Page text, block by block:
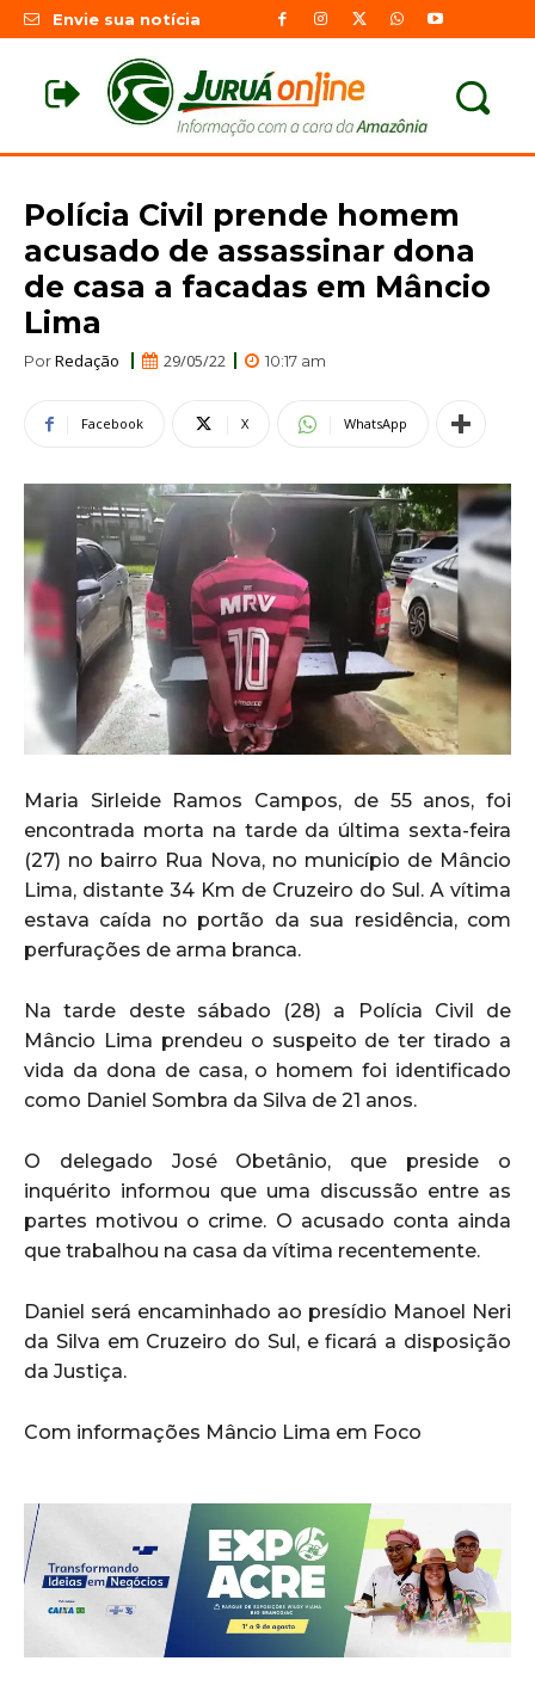
Envie sua notícia
Polícia Civil prende homem
acusado de assassinar dona
de casa a facadas em Mâncio
Lima
PorRedação 29/05/22 10:17 am
Facebook X WhatsApp
Maria Sirleide Ramos Campos, de 55 anos, foi
encontrada morta na tarde da última sexta-feira
(27) no bairro Rua Nova, no município de Mâncio
Lima, distante 34 Km de Cruzeiro do Sul. A vítima
estava caída no portão da sua residência, com
perfurações de arma branca.
Na tarde deste sábado (28) a Polícia Civil de
Mâncio Lima prendeu o suspeito de ter tirado a
vida da dona de casa, o homem foi identificado
como Daniel Sombra da Silva de 21 anos.
O delegado José Obetânio, que preside o
inquérito informou que uma discussão entre as
partes motivou o crime. O acusado conta ainda
que trabalhou na casa da vítima recentemente.
Daniel será encaminhado ao presídio Manoel Neri
da Silva em Cruzeiro do Sul, e ficará a disposição
da Justiça.
Com informações Mâncio Lima em Foco